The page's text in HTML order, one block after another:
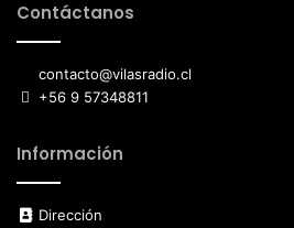
Contáctanos
contacto@vilasradio.cl
+56 9 57348811
Información
Dirección